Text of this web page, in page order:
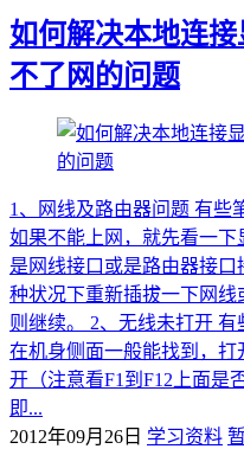
如何解决本地连
不了网的问题
1、网线及路由器问题 有些
如果不能上网，就先看一
是网线接口或是路由器接
种状况下重新插拔一下网线
则继续。 2、无线未打开 有
在机身侧面一般能找到，打
开（注意看F1到F12上面是
即...
2012年09月26日 学习资料